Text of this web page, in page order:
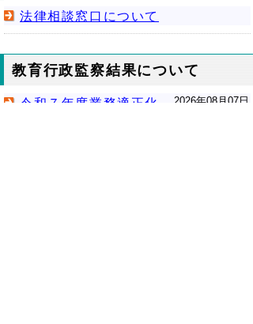
法律相談窓口について
教育行政監察結果について
2026年08月07日
令和７年度業務適正化